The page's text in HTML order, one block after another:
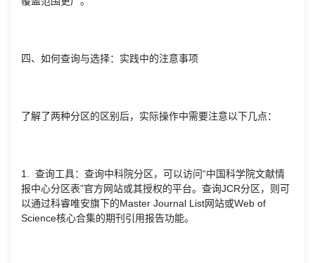
四、如何查询与选择：实践中的注意事项
了解了两种分区的区别后，实际操作中需要注意以下几点：
1. 查询工具：查询中科院分区，可以访问“中国科学院文献情
报中心分区表”官方网站或其授权的平台。查询JCR分区，则可
以通过科睿唯安旗下的Master Journal List网站或Web of
Science核心合集的期刊引用报告功能。